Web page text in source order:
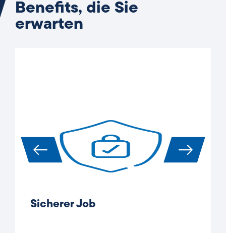
Benefits, die Sie
erwarten
Sicherer Job